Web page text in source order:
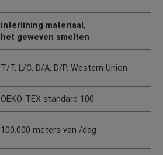
interlining materiaal,
het geweven smelten
T/T, L/C, D/A, D/P, Western Union
OEKO-TEX standard 100
100.000 meters van /dag